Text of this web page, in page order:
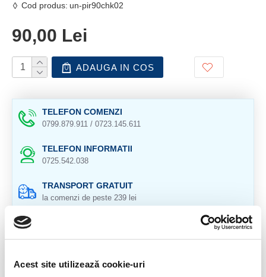
Acest site utilizează cookie-uri
Cod produs: un-pir90chk02
90,00 Lei
ADAUGA IN COS
TELEFON COMENZI
0799.879.911 / 0723.145.611
TELEFON INFORMATII
0725.542.038
TRANSPORT GRATUIT
la comenzi de peste 239 lei
RETURNARE PRODUSE